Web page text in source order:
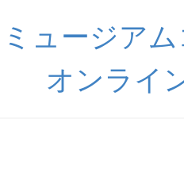
ミュージア
オンライ